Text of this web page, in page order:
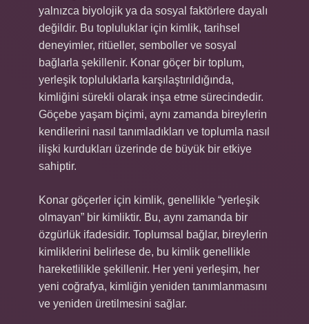
yalnızca biyolojik ya da sosyal faktörlere dayalı
değildir. Bu topluluklar için kimlik, tarihsel
deneyimler, ritüeller, semboller ve sosyal
bağlarla şekillenir. Konar göçer bir toplum,
yerleşik topluluklarla karşılaştırıldığında,
kimliğini sürekli olarak inşa etme sürecindedir.
Göçebe yaşam biçimi, aynı zamanda bireylerin
kendilerini nasıl tanımladıkları ve toplumla nasıl
ilişki kurdukları üzerinde de büyük bir etkiye
sahiptir.
Konar göçerler için kimlik, genellikle “yerleşik
olmayan” bir kimliktir. Bu, aynı zamanda bir
özgürlük ifadesidir. Toplumsal bağlar, bireylerin
kimliklerini belirlese de, bu kimlik genellikle
hareketlilikle şekillenir. Her yeni yerleşim, her
yeni coğrafya, kimliğin yeniden tanımlanmasını
ve yeniden üretilmesini sağlar.